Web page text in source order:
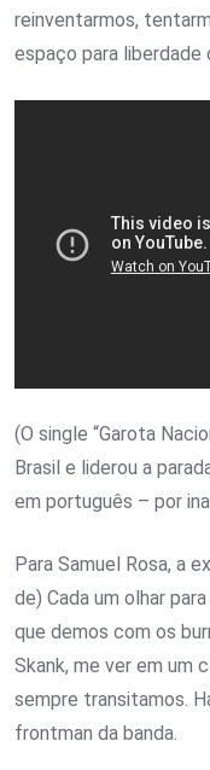
reinventarmos,
espaço para liberdade
(O single “Garota
Brasil e liderou a
em português – por
Para Samuel Rosa, a
de) Cada um olhar
que demos com os
Skank, me ver em um
sempre transitamos.
frontman da banda.